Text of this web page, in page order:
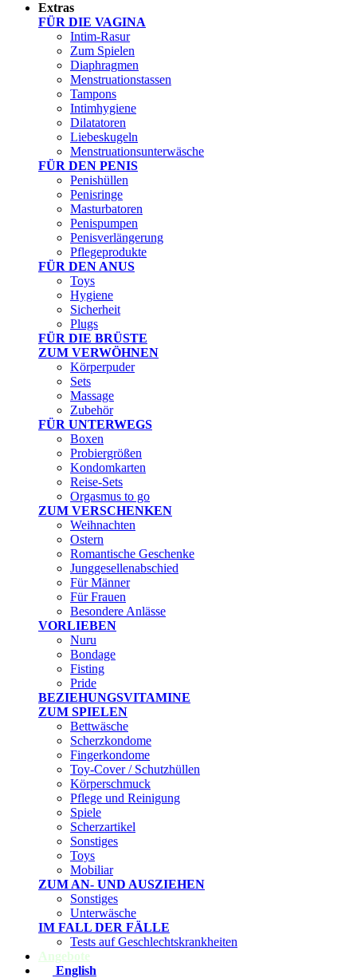
Extras
FÜR DIE VAGINA
Intim-Rasur
Zum Spielen
Diaphragmen
Menstruationstassen
Tampons
Intimhygiene
Dilatatoren
Liebeskugeln
Menstruationsunterwäsche
FÜR DEN PENIS
Penishüllen
Penisringe
Masturbatoren
Penispumpen
Penisverlängerung
Pflegeprodukte
FÜR DEN ANUS
Toys
Hygiene
Sicherheit
Plugs
FÜR DIE BRÜSTE
ZUM VERWÖHNEN
Körperpuder
Sets
Massage
Zubehör
FÜR UNTERWEGS
Boxen
Probiergrößen
Kondomkarten
Reise-Sets
Orgasmus to go
ZUM VERSCHENKEN
Weihnachten
Ostern
Romantische Geschenke
Junggesellenabschied
Für Männer
Für Frauen
Besondere Anlässe
VORLIEBEN
Nuru
Bondage
Fisting
Pride
BEZIEHUNGSVITAMINE
ZUM SPIELEN
Bettwäsche
Scherzkondome
Fingerkondome
Toy-Cover / Schutzhüllen
Körperschmuck
Pflege und Reinigung
Spiele
Scherzartikel
Sonstiges
Toys
Mobiliar
ZUM AN- UND AUSZIEHEN
Sonstiges
Unterwäsche
IM FALL DER FÄLLE
Tests auf Geschlechtskrankheiten
Angebote
English